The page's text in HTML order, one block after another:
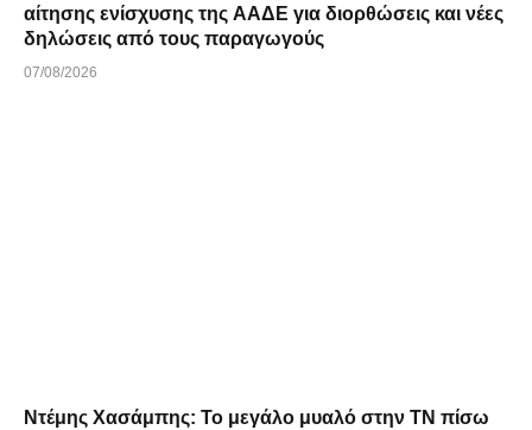
αίτησης ενίσχυσης της ΑΑΔΕ για διορθώσεις και νέες
δηλώσεις από τους παραγωγούς
07/08/2026
Ντέμης Χασάμπης: Το μεγάλο μυαλό στην ΤΝ πίσω